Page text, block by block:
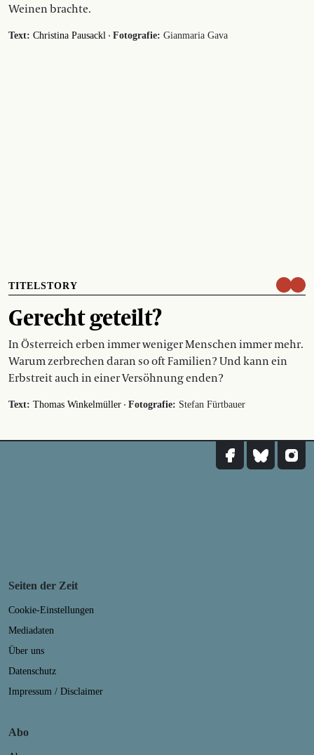
Weinen brachte.
Text: Christina Pausackl · Fotografie: Gianmaria Gava
TITELSTORY
Gerecht geteilt?
In Österreich erben immer weniger Menschen immer mehr.
Warum zerbrechen daran so oft Familien? Und kann ein
Erbstreit auch in einer Versöhnung enden?
Text: Thomas Winkelmüller · Fotografie: Stefan Fürtbauer
Seiten der Zeit
Cookie-Einstellungen
Mediadaten
Über uns
Datenschutz
Impressum / Disclaimer
Abo